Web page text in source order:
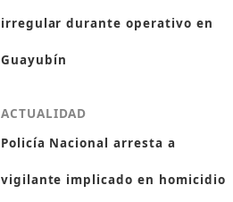
irregular durante operativo en
Guayubín
ACTUALIDAD
Policía Nacional arresta a
vigilante implicado en homicidio